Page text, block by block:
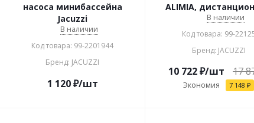
насоса минибассейна
Jacuzzi
В наличии
Код товара: 99-2201944
Бренд: JACUZZI
1 120₽/шт
ALIMIA,
В наличии
Код товара: 99-
Бренд: JACUZZI
10 722₽/шт 17
Экономия 7 148 ₽